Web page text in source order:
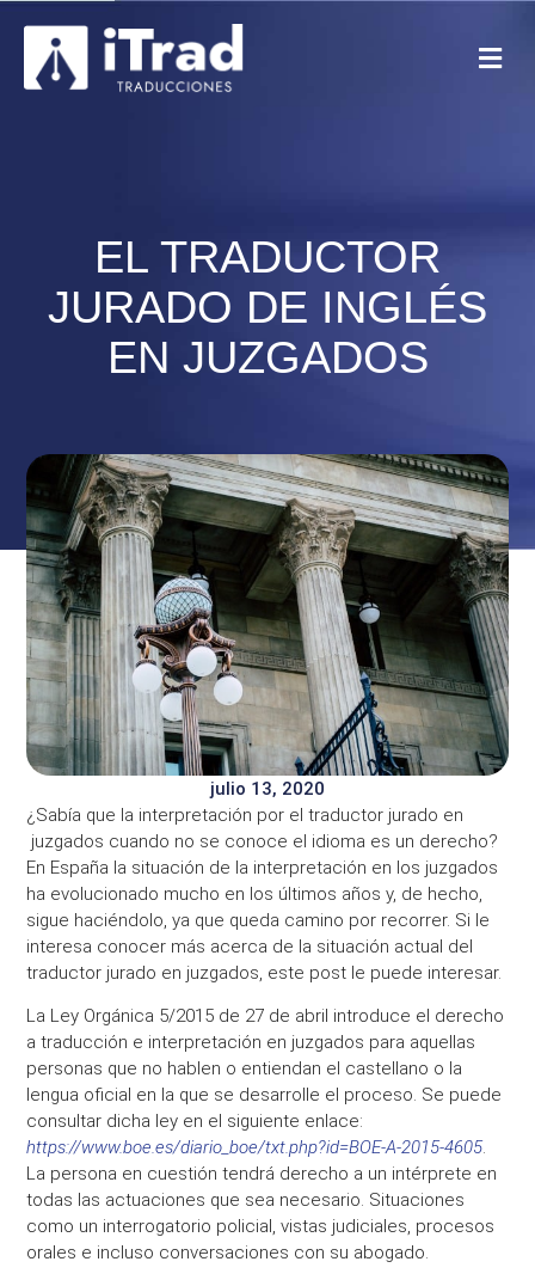
EL TRADUCTOR
JURADO DE INGLÉS
EN JUZGADOS
julio 13, 2020
¿Sabía que la interpretación por el traductor jurado en
juzgados cuando no se conoce el idioma es un derecho?
En España la situación de la interpretación en los juzgados
ha evolucionado mucho en los últimos años y, de hecho,
sigue haciéndolo, ya que queda camino por recorrer. Si le
interesa conocer más acerca de la situación actual del
traductor jurado en juzgados, este post le puede interesar.
La Ley Orgánica 5/2015 de 27 de abril introduce el derecho
a traducción e interpretación en juzgados para aquellas
personas que no hablen o entiendan el castellano o la
lengua oficial en la que se desarrolle el proceso. Se puede
consultar dicha ley en el siguiente enlace:
https://www.boe.es/diario_boe/txt.php?id=BOE-A-2015-4605.
La persona en cuestión tendrá derecho a un intérprete en
todas las actuaciones que sea necesario. Situaciones
como un interrogatorio policial, vistas judiciales, procesos
orales e incluso conversaciones con su abogado.